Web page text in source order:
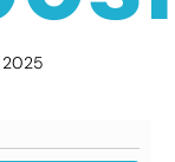
2025